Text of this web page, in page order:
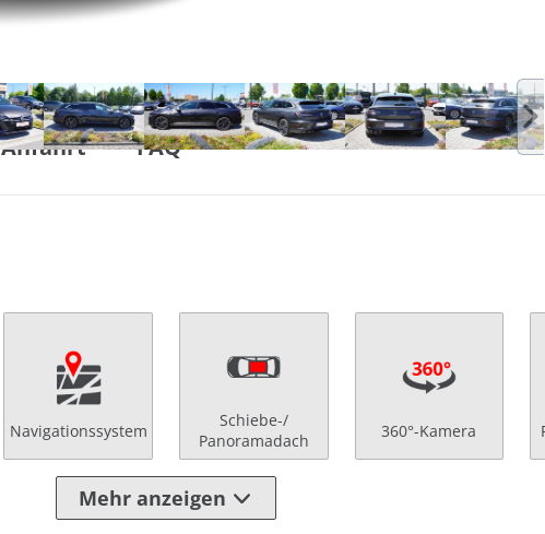
Anfahrt FAQ
Navigationssystem
Schiebe-/
Panoramadach
360°-Kamera
Mehr anzeigen